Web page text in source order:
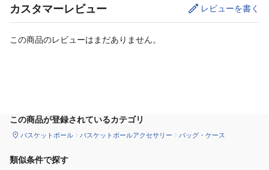
カスタマーレビュー レビューを書く
この商品のレビューはまだありません。
この商品が登録されているカテゴリ
バスケットボール バスケットボールアクセサリー バッグ・ケース
類似条件で探す